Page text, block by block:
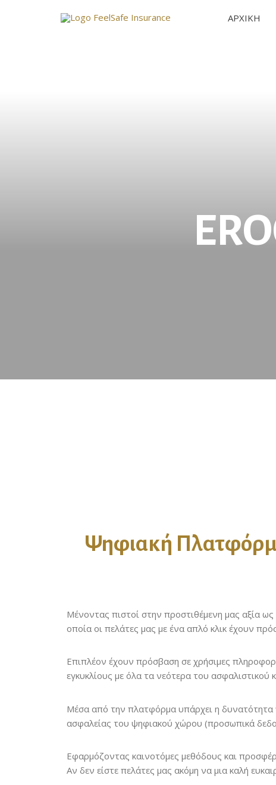
ΑΡΧΙΚΗ
Ψηφιακή
Μένοντας πιστοί στην προστιθέμενη μας αξία
οποία οι πελάτες μας με ένα απλό κλικ έχουν
Επιπλέον έχουν πρόσβαση σε χρήσιμες
εγκυκλίους με όλα τα νεότερα του
Μέσα από την πλατφόρμα υπάρχει η δυνατότητα
ασφαλείας του ψηφιακού χώρου (προσωπικά
Εφαρμόζοντας καινοτόμες μεθόδους και
Αν δεν είστε πελάτες μας ακόμη να μια καλή